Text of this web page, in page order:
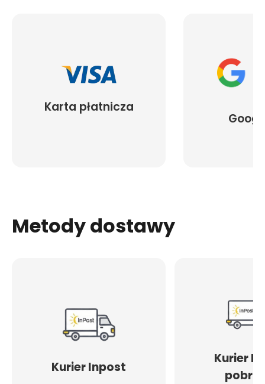
Karta płatnicza
Metody dostawy
Kurier Inpost
Kurier